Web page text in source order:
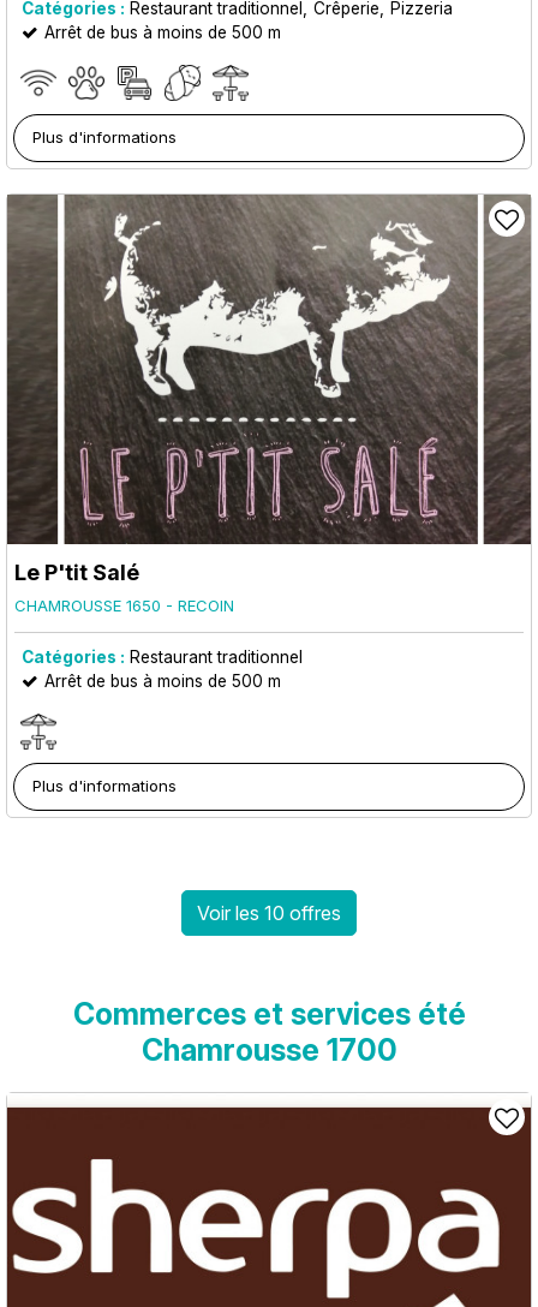
Catégories : Restaurant traditionnel Crêperie
Pizzeria
Arrêt de bus à moins de 500 m
Plus d'informations
Le P'tit Salé
CHAMROUSSE 1650 - RECOIN
Catégories : Restaurant traditionnel
Arrêt de bus à moins de 500 m
Plus d'informations
Voir les 10 offres
Commerces et services été
Chamrousse 1700